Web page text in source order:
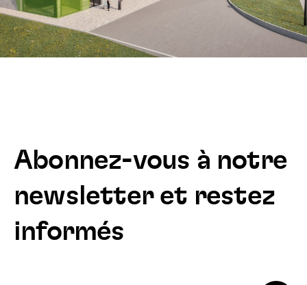
Abonnez-vous à notre
newsletter et restez
informés